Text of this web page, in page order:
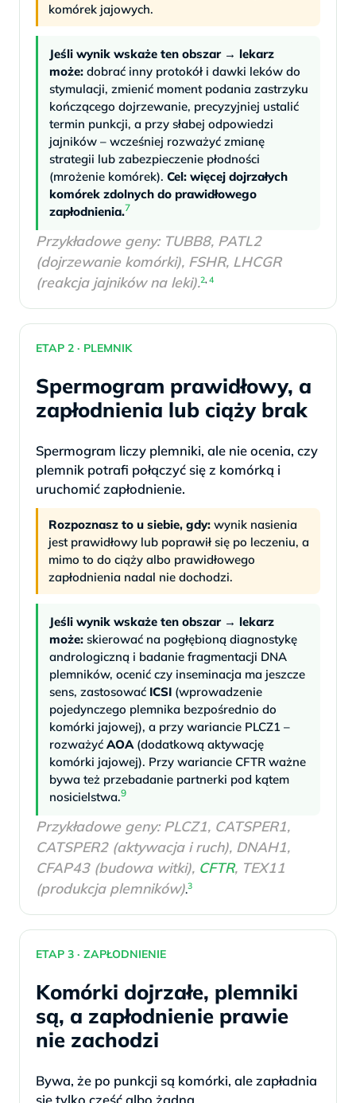
komórek jajowych.
Jeśli wynik wskaże ten obszar → lekarz
może: dobrać inny protokół i dawki leków do
stymulacji, zmienić moment podania zastrzyku
kończącego dojrzewanie, precyzyjniej ustalić
termin punkcji, a przy słabej odpowiedzi
jajników – wcześniej rozważyć zmianę
strategii lub zabezpieczenie płodności
(mrożenie komórek). Cel: więcej dojrzałych
komórek zdolnych do prawidłowego
zapłodnienia.7
Przykładowe geny: TUBB8, PATL2
(dojrzewanie komórki), FSHR, LHCGR
(reakcja jajników na leki).2, 4
ETAP 2 · PLEMNIK
Spermogram prawidłowy, a
zapłodnienia lub ciąży brak
Spermogram liczy plemniki, ale nie ocenia, czy
plemnik potrafi połączyć się z komórką i
uruchomić zapłodnienie.
Rozpoznasz to u siebie, gdy: wynik nasienia
jest prawidłowy lub poprawił się po leczeniu, a
mimo to do ciąży albo prawidłowego
zapłodnienia nadal nie dochodzi.
Jeśli wynik wskaże ten obszar → lekarz
może: skierować na pogłębioną diagnostykę
andrologiczną i badanie fragmentacji DNA
plemników, ocenić czy inseminacja ma jeszcze
sens, zastosować ICSI (wprowadzenie
pojedynczego plemnika bezpośrednio do
komórki jajowej), a przy wariancie PLCZ1 –
rozważyć AOA (dodatkową aktywację
komórki jajowej). Przy wariancie CFTR ważne
bywa też przebadanie partnerki pod kątem
nosicielstwa.9
Przykładowe geny: PLCZ1, CATSPER1,
CATSPER2 (aktywacja i ruch), DNAH1,
CFAP43 (budowa witki), CFTR, TEX11
(produkcja plemników).3
ETAP 3 · ZAPŁODNIENIE
Komórki dojrzałe, plemniki
są, a zapłodnienie prawie
nie zachodzi
Bywa, że po punkcji są komórki, ale zapładnia
się tylko część albo żadna.